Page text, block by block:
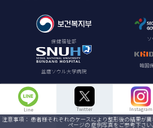
Line Twitter Instagram
保健福祉部
盆唐ソウル大学病院
韓国
注意事項： 患者様それぞれのケースにより整形後の結果が
ページの 症例写真をご参考下さい